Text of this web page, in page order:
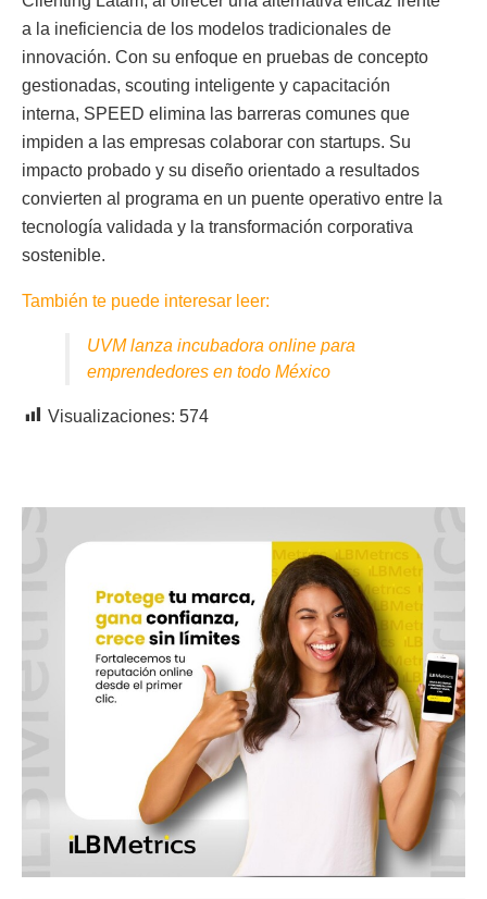
a la ineficiencia de los modelos tradicionales de
innovación. Con su enfoque en pruebas de concepto
gestionadas, scouting inteligente y capacitación
interna, SPEED elimina las barreras comunes que
impiden a las empresas colaborar con startups. Su
impacto probado y su diseño orientado a resultados
convierten al programa en un puente operativo entre la
tecnología validada y la transformación corporativa
sostenible.
También te puede interesar leer:
UVM lanza incubadora online para
emprendedores en todo México
Visualizaciones: 574